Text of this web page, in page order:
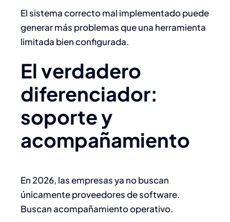
El sistema correcto mal implementado puede
generar más problemas que una herramienta
limitada bien configurada.
El verdadero
diferenciador:
soporte y
acompañamiento
En 2026, las empresas ya no buscan
únicamente proveedores de software.
Buscan acompañamiento operativo.